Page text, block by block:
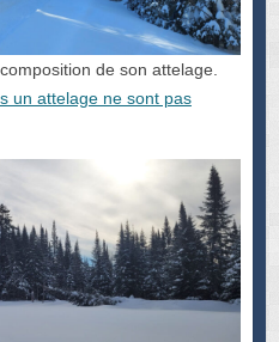
de son attelage.
un attelage ne sont pas